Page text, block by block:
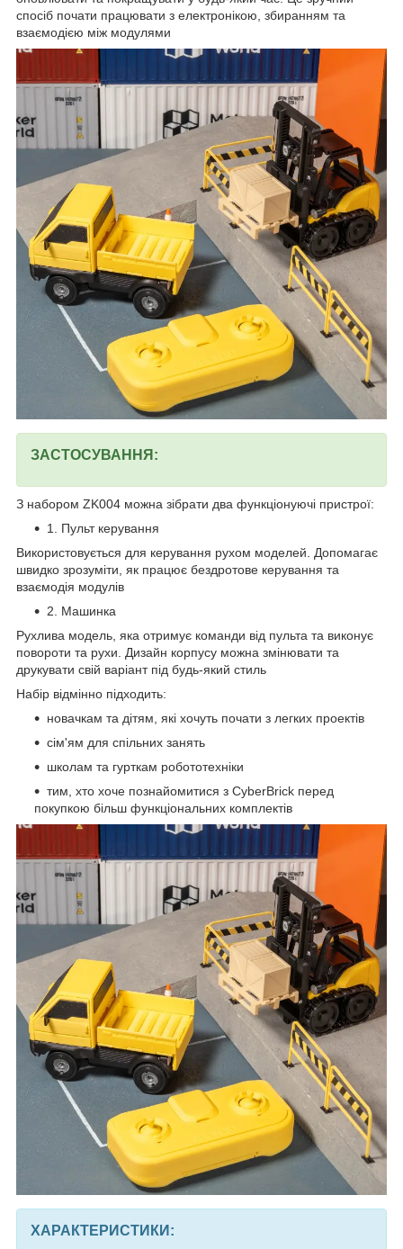
спосіб почати працювати з електронікою, збиранням та
взаємодією між модулями
ЗАСТОСУВАННЯ:
З набором ZK004 можна зібрати два функціонуючі пристрої:
1. Пульт керування
Використовується для керування рухом моделей. Допомагає
швидко зрозуміти, як працює бездротове керування та
взаємодія модулів
2. Машинка
Рухлива модель, яка отримує команди від пульта та виконує
повороти та рухи. Дизайн корпусу можна змінювати та
друкувати свій варіант під будь-який стиль
Набір відмінно підходить:
новачкам та дітям, які хочуть почати з легких проектів
сім'ям для спільних занять
школам та гурткам робототехніки
тим, хто хоче познайомитися з CyberBrick перед
покупкою більш функціональних комплектів
ХАРАКТЕРИСТИКИ: